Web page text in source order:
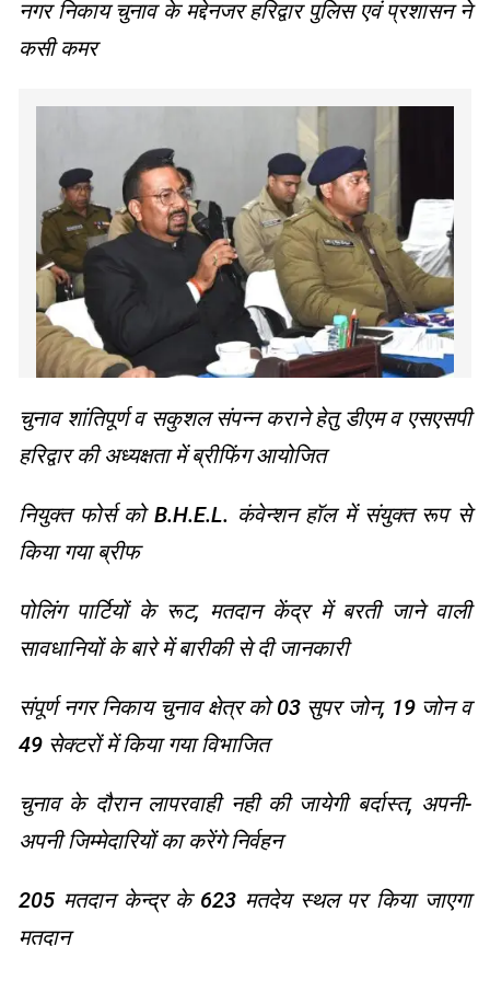
नगर निकाय चुनाव के मद्देनजर हरिद्वार पुलिस एवं प्रशासन ने
कसी कमर
चुनाव शांतिपूर्ण व सकुशल संपन्न कराने हेतु डीएम व एसएसपी
हरिद्वार की अध्यक्षता में ब्रीफिंग आयोजित
नियुक्त फोर्स को B.H.E.L. कंवेन्शन हॉल में संयुक्त रूप से
किया गया ब्रीफ
पोलिंग पार्टियों के रूट, मतदान केंद्र में बरती जाने वाली
सावधानियों के बारे में बारीकी से दी जानकारी
संपूर्ण नगर निकाय चुनाव क्षेत्र को 03 सुपर जोन, 19 जोन व
49 सेक्टरों में किया गया विभाजित
चुनाव के दौरान लापरवाही नही की जायेगी बर्दास्त, अपनी-
अपनी जिम्मेदारियों का करेंगे निर्वहन
205 मतदान केन्द्र के 623 मतदेय स्थल पर किया जाएगा
मतदान